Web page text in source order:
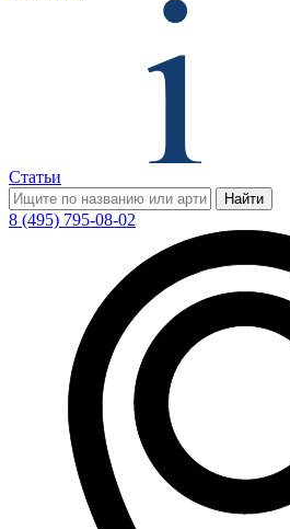
Статьи
Найти
8 (495) 795-08-02